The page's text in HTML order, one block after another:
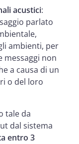
acustici:
parlato
ambienti, per
messaggi non
a causa di un
o del loro
tale da
dal sistema
entro 3